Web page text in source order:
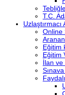
T.C.
Uzlaştırmacı
Online
Eğitim
Eğitim
İlan